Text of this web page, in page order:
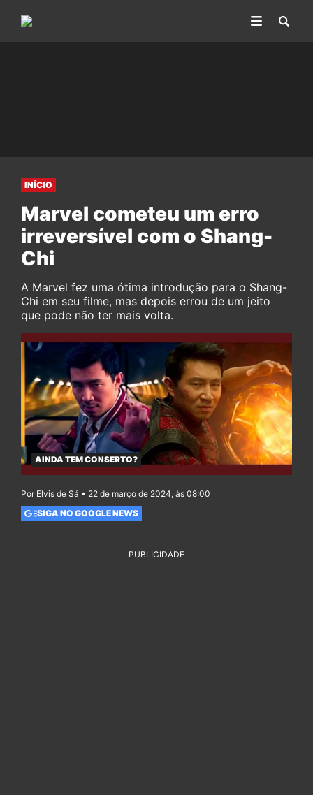
INÍCIO
Marvel cometeu um erro
irreversível com o Shang-
Chi
A Marvel fez uma ótima introdução para o Shang-
Chi em seu filme, mas depois errou de um jeito
que pode não ter mais volta.
AINDA TEM CONSERTO?
Por Elvis de Sá • 22 de março de 2024, às 08:00
SIGA NO GOOGLE NEWS
PUBLICIDADE